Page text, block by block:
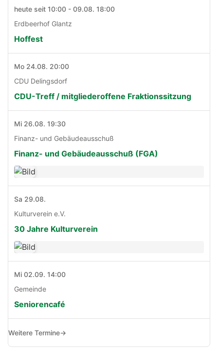
heute seit 10:00 - 09.08. 18:00
Erdbeerhof Glantz
Hoffest
Mo 24.08. 20:00
CDU Delingsdorf
CDU-Treff / mitgliederoffene Fraktionssitzung
Mi 26.08. 19:30
Finanz- und Gebäudeausschuß
Finanz- und Gebäudeausschuß (FGA)
Sa 29.08.
Kulturverein e.V.
30 Jahre Kulturverein
Mi 02.09. 14:00
Gemeinde
Seniorencafé
Weitere Termine→